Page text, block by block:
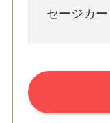
セージカ